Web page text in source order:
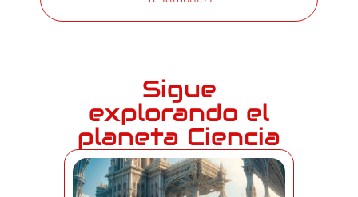
Sigue
explorando el
planeta Ciencia